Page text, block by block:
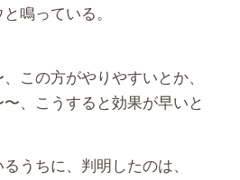
鳴っている。
この方がやりやすいとか、
、こうすると効果が早いと
うちに、判明したのは、